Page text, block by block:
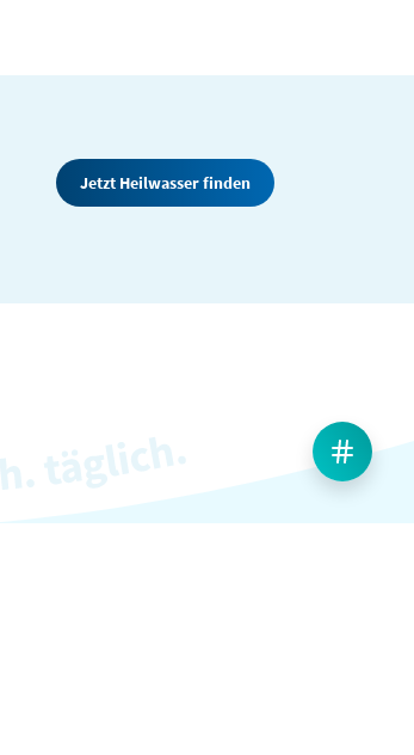
Jetzt Heilwasser finden